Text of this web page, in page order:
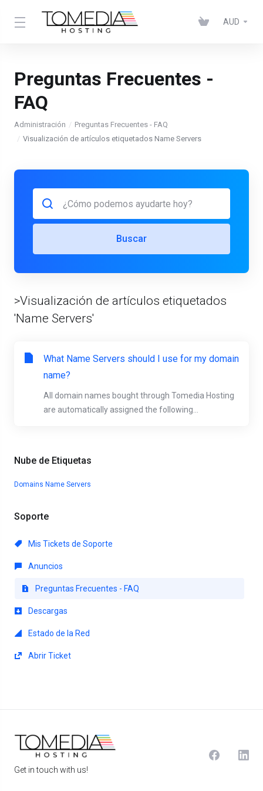
AUD
Preguntas Frecuentes -
FAQ
Administración
Preguntas Frecuentes - FAQ
Visualización de artículos etiquetados Name Servers
Nube de Etiquetas
Domains Name Servers
Soporte
Mis Tickets de Soporte
Anuncios
Preguntas Frecuentes - FAQ
Descargas
Estado de la Red
Abrir Ticket
Buscar
>Visualización de artículos etiquetados
'Name Servers'
What Name Servers should I use for my domain
name?
All domain names bought through Tomedia Hosting
are automatically assigned the following...
Get in touch with us!